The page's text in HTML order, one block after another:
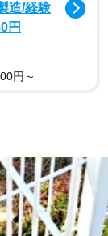
造/経験
円
円～